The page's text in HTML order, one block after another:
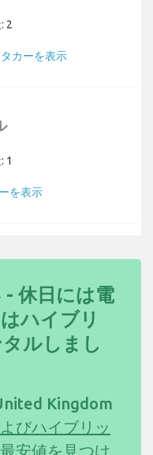
2
カーを表示
1
を表示
- 休日には電
ハイブリ
ルしまし
Kingdom
びハイブリッ
安値を見つけ